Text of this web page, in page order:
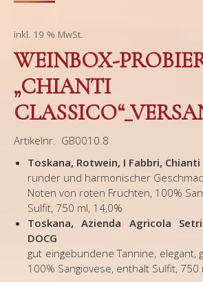
€111,90
inkl. 19 % MwSt.
WEINBOX-
„CHIANTI
Artikelnr. GB0010.8
Toskana, Rotwein, I Fabbri,
runder und harmonischer
Noten von roten Früchten, 100%
Sulfit, 750 ml, 14,0%
Toskana, Azienda Agricola
DOCG
gut eingebundene Tannine,
100% Sangiovese, enthält Sulfit, 750